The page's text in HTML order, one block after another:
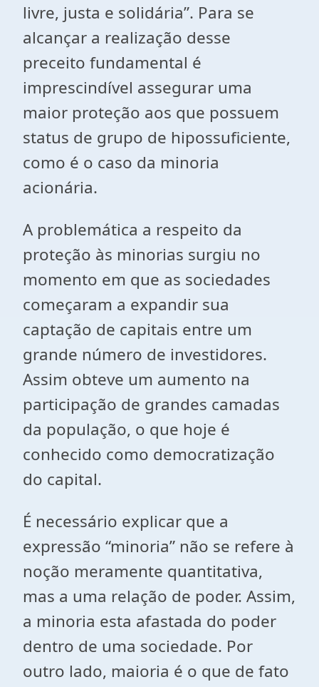
livre, justa e solidária”. Para se
alcançar a realização desse
preceito fundamental é
imprescindível assegurar uma
maior proteção aos que possuem
status de grupo de hipossuficiente,
como é o caso da minoria
acionária.
A problemática a respeito da
proteção às minorias surgiu no
momento em que as sociedades
começaram a expandir sua
captação de capitais entre um
grande número de investidores.
Assim obteve um aumento na
participação de grandes camadas
da população, o que hoje é
conhecido como democratização
do capital.
É necessário explicar que a
expressão “minoria” não se refere à
noção meramente quantitativa,
mas a uma relação de poder. Assim,
a minoria esta afastada do poder
dentro de uma sociedade. Por
outro lado, maioria é o que de fato